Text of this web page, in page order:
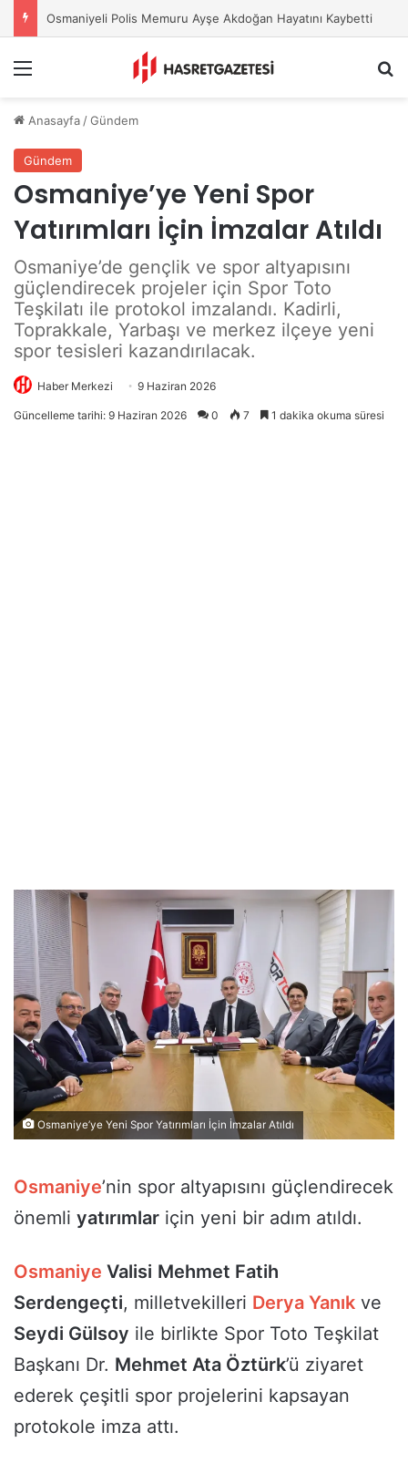
Osmaniye Belediyesi’nden Sahte Aramalara Kritik Uyarı
Anasayfa /Gündem
Gündem
Osmaniye’ye Yeni Spor
Yatırımları İçin İmzalar Atıldı
Osmaniye’de gençlik ve spor altyapısını
güçlendirecek projeler için Spor Toto
Teşkilatı ile protokol imzalandı. Kadirli,
Toprakkale, Yarbaşı ve merkez ilçeye yeni
spor tesisleri kazandırılacak.
Haber Merkezi 9 Haziran 2026
Güncelleme tarihi: 9 Haziran 2026 0 7 1 dakika okuma süresi
Osmaniye’ye Yeni Spor Yatırımları İçin İmzalar Atıldı
Osmaniye’nin spor altyapısını güçlendirecek
önemli yatırımlar için yeni bir adım atıldı.
Osmaniye Valisi Mehmet Fatih
Serdengeçti, milletvekilleri Derya Yanık ve
Seydi Gülsoy ile birlikte Spor Toto Teşkilat
Başkanı Dr. Mehmet Ata Öztürk’ü ziyaret
ederek çeşitli spor projelerini kapsayan
protokole imza attı.